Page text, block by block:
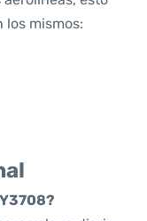
los mismos: